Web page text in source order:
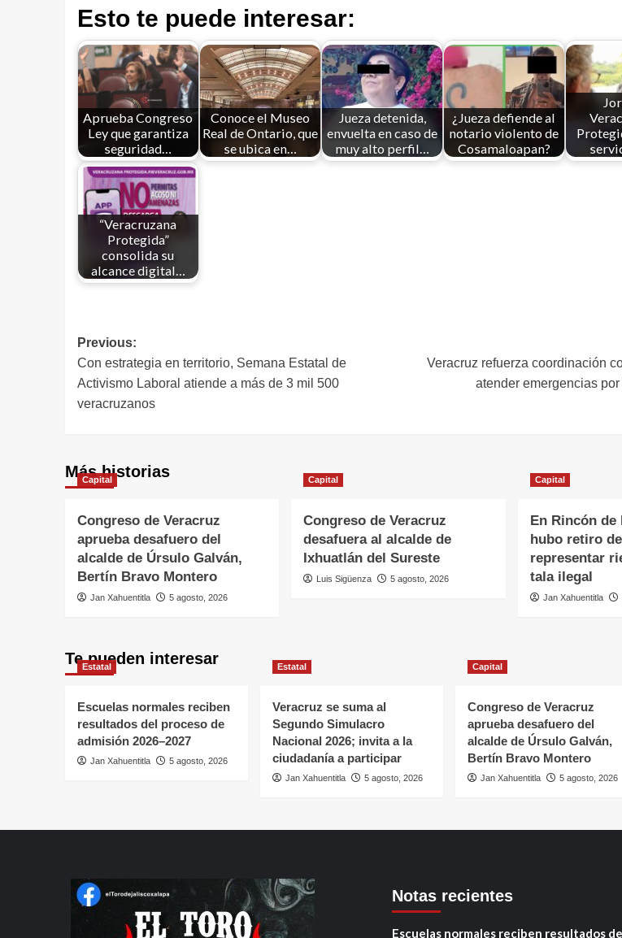
Esto te puede interesar:
Aprueba Congreso
Ley que garantiza
seguridad…
Conoce el Museo
Real de Ontario, que
se ubica en…
Jueza detenida,
envuelta en caso de
muy alto perfil…
¿Jueza defiende al
notario violento de
Cosamaloapan?
“Veracruzana
Protegida”
consolida su
alcance digital…
Previous:
Con estrategia en territorio, Semana Estatal de
Activismo Laboral atiende a más de 3 mil 500
veracruzanos
Veracruz refuerza coordinación
atender emergencias
Más historias
Capital
Congreso de Veracruz
aprueba desafuero del
alcalde de Úrsulo Galván,
Bertín Bravo Montero
Jan Xahuentitla 5 agosto, 2026
Capital
Congreso de Veracruz
desafuera al alcalde de
Ixhuatlán del Sureste
Luis Sigüenza 5 agosto, 2026
Capital
En Rincón de
hubo retiro
representar
tala ilegal
Jan Xahuentitla
Te pueden interesar
Estatal
Escuelas normales reciben
resultados del proceso de
admisión 2026–2027
Jan Xahuentitla 5 agosto, 2026
Estatal
Veracruz se suma al
Segundo Simulacro
Nacional 2026; invita a la
ciudadanía a participar
Jan Xahuentitla 5 agosto, 2026
Capital
Congreso de Veracruz
aprueba desafuero del
alcalde de Úrsulo Galván,
Bertín Bravo Montero
Jan Xahuentitla 5 agosto, 2026
Notas recientes
Escuelas normales reciben resultados